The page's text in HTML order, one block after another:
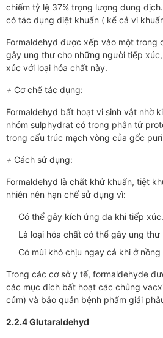
chiếm tỷ lệ 37% trọng lượng dung
có tác dụng diệt khuẩn ( kể cả vi
Formaldehyd được xếp vào một trong
gây ung thư cho những người tiếp
xúc với loại hóa chất này.
+ Cơ chế tác dụng:
Formaldehyd bất hoạt vi sinh vật nhờ
nhóm sulphydrat có trong phân tử
trong cấu trúc mạch vòng của gốc
+ Cách sử dụng:
Formaldehyd là chất khử khuẩn, tiệt
nhiên nên hạn chế sử dụng vì:
Có thể gây kích ứng da khi tiếp xúc.
Là loại hóa chất có thể gây ung thư
Có mùi khó chịu ngay cả khi ở
Trong các cơ sở y tế, formaldehyde
các mục đích bất hoạt các chủng
cúm) và bảo quản bệnh phẩm giải
2.2.4 Glutaraldehyd